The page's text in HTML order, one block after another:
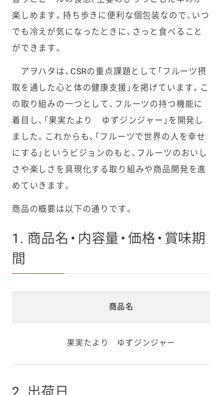
楽しめます。持ち歩きに便利な個包装なので、いつ
でも冷えが気になったときに、さっと食べること
ができます。
アヲハタは、CSRの重点課題として「フルーツ摂
取を通した心と体の健康支援」を掲げています。こ
の取り組みの一つとして、フルーツの持つ機能に
着目し、「果実たより ゆずジンジャー」を開発し
ました。これからも、「フルーツで世界の人を幸せ
にする」というビジョンのもと、フルーツのおいし
さや楽しさを具現化する取り組みや商品開発を進
めていきます。
商品の概要は以下の通りです。
1. 商品名・内容量・価格・賞味期
間
商品名
果実たより ゆずジンジャー